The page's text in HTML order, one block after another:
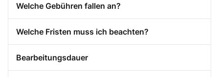
Welche Gebühren fallen an?
Welche Fristen muss ich beachten?
Bearbeitungsdauer